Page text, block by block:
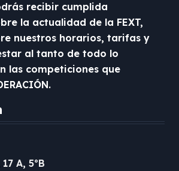
recibir cumplida
la actualidad de la FEXT,
nuestros horarios, tarifas y
al tanto de todo lo
las competiciones que
A, 5ºB